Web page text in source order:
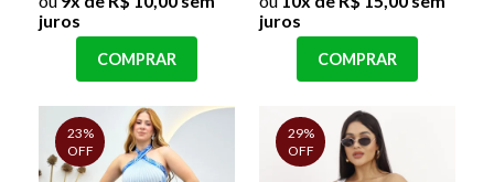
juros
COMPRAR
juros
COMPRAR
23%
OFF
29%
OFF